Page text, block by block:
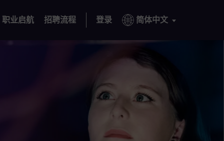
职业启航 招聘流程 登录 简体中文